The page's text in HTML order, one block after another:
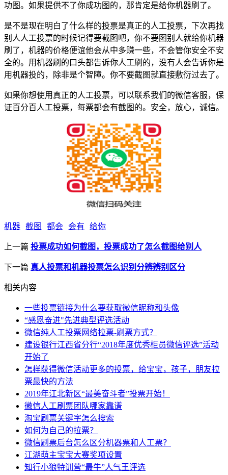
功图。如果提供不了你成功图的，那肯定是给你机器刷了。
是不是现在明白了什么样的投票是真正的人工投票，下次再找
别人人工投票的时候记得要截图吧，你不要图别人就给你机器
刷了，机器的价格便谊他会从中多赚一些，不会管你安全不安
全的。用机器刷的口头都告诉你人工刷的，没有人会告诉你是
用机器投的，除非是个智障。你不要截图就直接敷衍过去了。
如果你想使用真正的人工投票，可以联系我们的微信客服，保
证百分百人工投票，每票都会有截图的。安全，放心，诚信。
机器 截图 都会 会有 给你
上一篇 投票成功如何截图，投票成功了怎么截图给别人
下一篇 真人投票和机器投票怎么识别分辨辨别区分
相关内容
一些投票链接为什么要获取微信昵称和头像
“感恩奋进"先进典型评选活动
微信纯人工投票网络拉票-刷票方式？
建设银行江西省分行“2018年度优秀柜员微信评选”活动
开始了
怎样获得微信活动更多的投票，给宝宝，孩子，朋友拉
票最快的方法
2019年江北新区“最美奋斗者”投票开始！
微信人工刷票团队哪家靠谱
淘宝刷票关键字怎么搜索
如何为自己的拉票？
微信刷票后台怎么区分机器票和人工票？
江湖萌主宝宝大赛奖项设置
知行小狼特训营“最牛”人气王评选